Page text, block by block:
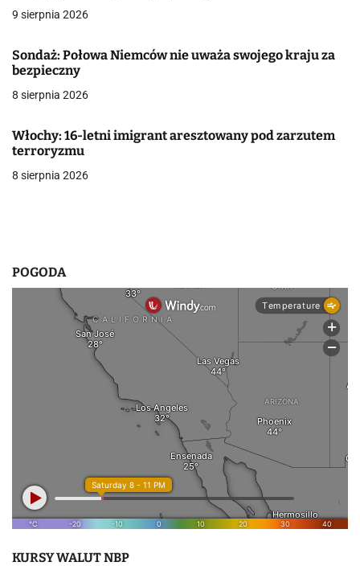
a
w
p
s
u
9 sierpnia 2026
Sondaż: Połowa Niemców nie uważa swojego kraju za
bezpieczny
8 sierpnia 2026
Włochy: 16-letni imigrant aresztowany pod zarzutem
terroryzmu
8 sierpnia 2026
POGODA
KURSY WALUT NBP